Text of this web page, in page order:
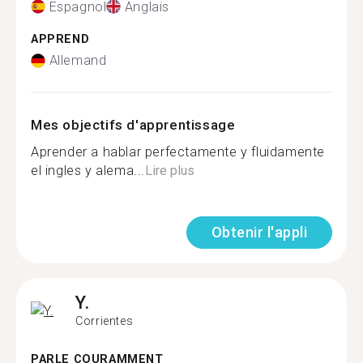
Espagnol Anglais
APPREND
Allemand
Mes objectifs d'apprentissage
Aprender a hablar perfectamente y fluidamente
el ingles y alema...Lire plus
Obtenir l'appli
Y.
Corrientes
PARLE COURAMMENT